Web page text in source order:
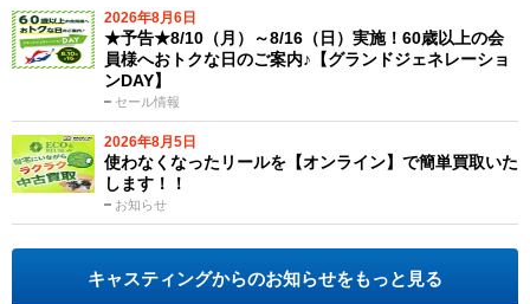
2026年8月6日
セール情報
★予告★8/10（月）～8/16（日）実施！60歳以上の会
員様へおトクな日のご案内♪【グランドジェネレーショ
ンDAY】
2026年8月5日
お知らせ
使わなくなったリールを【オンライン】で簡単買取いた
します！！
キャスティングからのお知らせをもっと見る